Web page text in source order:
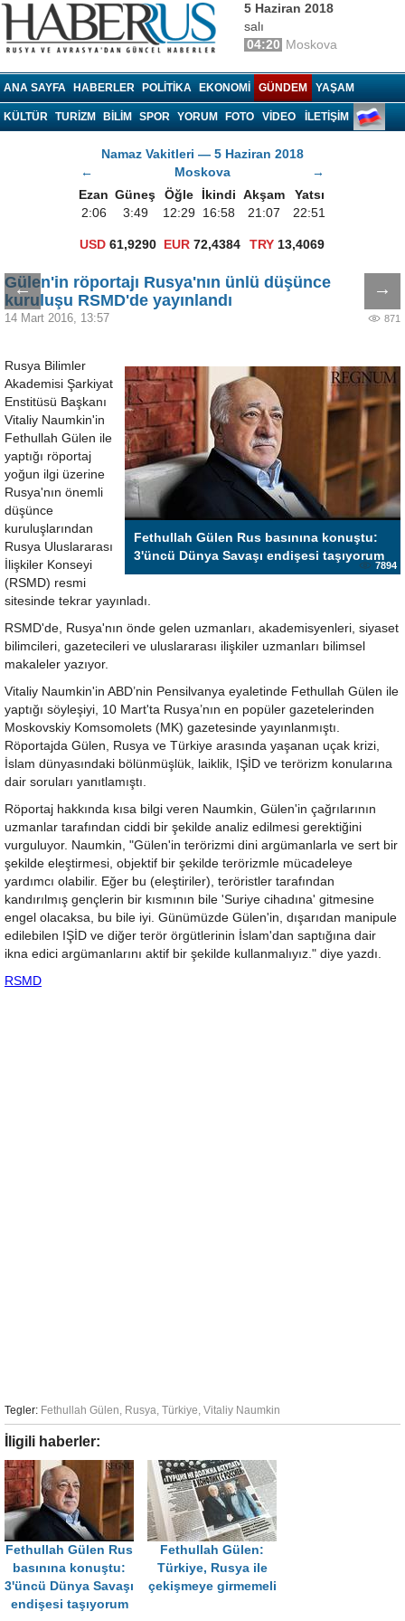
5 Haziran 2018
salı
04:20 Moskova
ANA SAYFA HABERLER POLITIKA EKONOMI GÜNDEM YAŞAM
KÜLTÜR TURIZM BILIM SPOR YORUM FOTO VIDEO İLETİŞİM
Namaz Vakitleri — 5 Haziran 2018
←
Moskova
→
Ezan Güneş Öğle İkindi Akşam
Yatsı
2:06
3:49 12:29 16:58 21:07 22:51
USD 61,9290 EUR 72,4384 TRY13,4069
← →
Gülen'in röportajı Rusya'nın ünlü düşünce
kuruluşu RSMD'de yayınlandı
14 Mart 2016, 13:57 871
Fethullah Gülen Rus basınına konuştu:
3'üncü Dünya Savaşı endişesi taşıyorum
7894
Rusya Bilimler
Akademisi Şarkiyat
Enstitüsü Başkanı
Vitaliy Naumkin'in
Fethullah Gülen ile
yaptığı röportaj
yoğun ilgi üzerine
Rusya'nın önemli
düşünce
kuruluşlarından
Rusya Uluslararası
İlişkiler Konseyi
(RSMD) resmi
sitesinde tekrar yayınladı.
RSMD'de, Rusya'nın ​önde gelen uzmanlar​ı​, akademisyenleri, ​siyaset
bilimcileri, gazetecileri ve uluslararası ilişkiler uzmanları bilimsel
makaleler yazıyor.
Vitaliy Naumkin'in ABD’nin Pensilvanya eyaletinde Fethullah Gülen ile
yaptığı söyleşiyi, 10 Mart'ta Rusya’nın en popüler gazetelerinden
Moskovskiy Komsomolets (MK) gazetesinde yayınlanmıştı.
Röportajda Gülen, Rusya ve Türkiye arasında yaşanan uçak krizi,
İslam dünyasındaki bölünmüşlük, laiklik, IŞİD ve terörizm konularına
dair soruları yanıtlamıştı.
Röportaj hakkında kısa bilgi veren Naumkin, Gülen'in çağrılarının
uzmanlar tarafından ciddi bir şekilde analiz edilmesi gerektiğini
vurguluyor. Naumkin, "Gülen'in terörizmi dini argümanlarla ve sert bir
şekilde eleştirmesi, objektif bir şekilde terörizmle mücadeleye
yardımcı olabilir. Eğer bu (eleştiriler), teröristler tarafından
kandırılmış gençlerin bir kısmının bile 'Suriye cihadına' gitmesine
engel olacaksa, bu bile iyi. Günümüzde Gülen'in, dışarıdan manipule
edilebilen IŞİD ve diğer terör örgütlerinin İslam'dan saptığına dair
ikna edici argümanlarını aktif bir şekilde kullanmalıyız." diye yazdı.
RSMD
Tegler: Fethullah Gülen, Rusya, Türkiye, Vitaliy Naumkin
İligili haberler:
Fethullah Gülen Rus
basınına konuştu:
3'üncü Dünya Savaşı
endişesi taşıyorum
Fethullah Gülen:
Türkiye, Rusya ile
çekişmeye girmemeli